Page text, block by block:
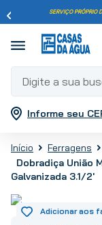
SERVIÇO PRÓPRIO
Digite a sua busca...
Informe seu
Ferragens
Dobradiça União
Galvanizada 3.1/2'
Termos mais
2
porcelanato
3º
piso
5
º
vaso